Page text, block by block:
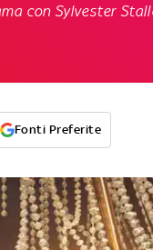
con Sylvester
Fonti Preferite